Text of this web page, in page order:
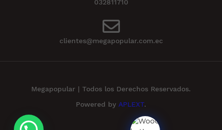
032811710
clientes@megapopular.com.ec
Megapopular | Todos los Derechos Reservados.
Powered by APLEXT.